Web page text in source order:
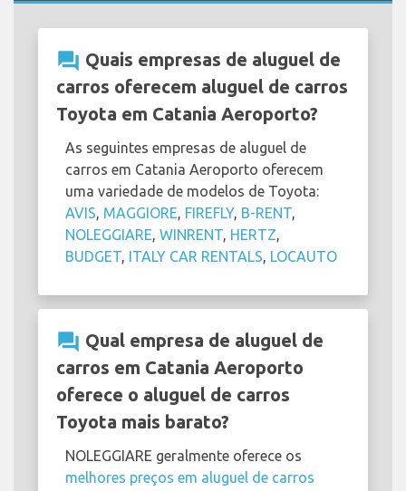
question_answer Quais empresas de aluguel de
carros oferecem aluguel de carros
Toyota em Catania Aeroporto?
As seguintes empresas de aluguel de
carros em Catania Aeroporto oferecem
uma variedade de modelos de Toyota:
AVIS, MAGGIORE, FIREFLY, B-RENT,
NOLEGGIARE, WINRENT, HERTZ,
BUDGET, ITALY CAR RENTALS, LOCAUTO
question_answer Qual empresa de aluguel de
carros em Catania Aeroporto
oferece o aluguel de carros
Toyota mais barato?
NOLEGGIARE geralmente oferece os
melhores preços em aluguel de carros